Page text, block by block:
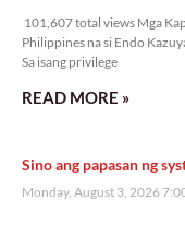
101,607 total views Mga
Philippines na si Endo
Sa isang privilege
READ MORE »
Sino ang papasan ng
Monday, August 3, 2026